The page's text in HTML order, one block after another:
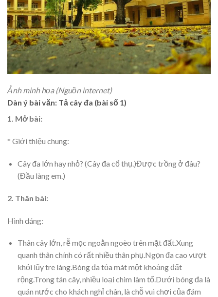
Ảnh minh họa (Nguồn internet)
Dàn ý bài văn: Tả cây đa (bài số 1)
1. Mở bài:
* Giới thiệu chung:
Cây đa lớn hay nhỏ? (Cây đa cổ thụ.)Được trồng ở đâu?
(Đầu làng em.)
2. Thân bài:
Hình dáng:
Thân cây lớn, rễ mọc ngoằn ngoèo trên mặt đất.Xung
quanh thân chính có rất nhiều thân phụ.Ngọn đa cao vượt
khỏi lũy tre làng.Bóng đa tỏa mát một khoảng đất
rộng.Trong tán cây, nhiều loại chim làm tổ.Dưới bóng đa là
quán nước cho khách nghỉ chân, là chỗ vui chơi của đám